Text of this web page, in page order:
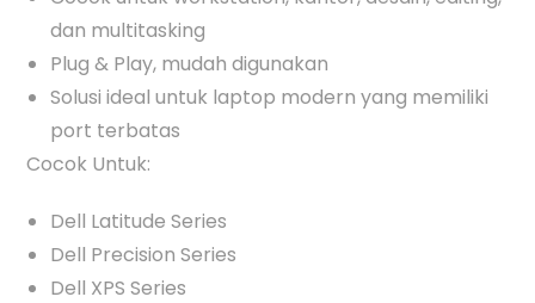
dan multitasking
Plug & Play, mudah digunakan
Solusi ideal untuk laptop modern yang memiliki
port terbatas
Cocok Untuk:
Dell Latitude Series
Dell Precision Series
Dell XPS Series